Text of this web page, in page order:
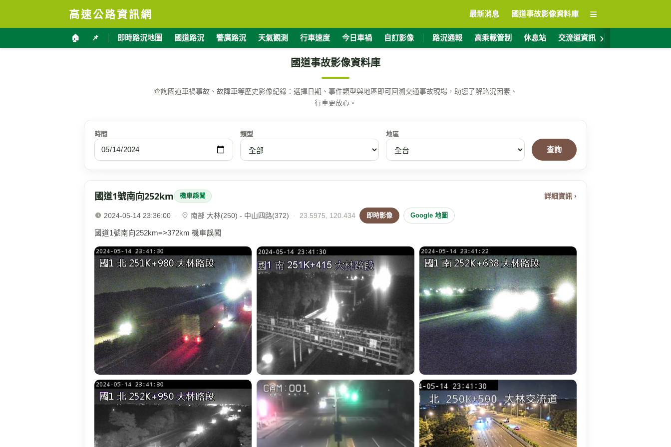
高速公路資訊網 最新消息 國道事故影像資料庫 ≡
🏠 📌 即時路況地圖 國道路況 警廣路況 天氣觀測 行車速度 今日車禍 自訂影像 路況通報 高乘載管制 休息站 交流道資訊 ›
國道事故影像資料庫
查詢國道車禍事故、故障車等歷史影像紀錄：選擇日期、事件類型與地區即可回溯交通事故現場，助您了解路況因素、
行車更放心。
時間 類型 地區
查詢
國道1號南向252km 機車誤闖 詳細資訊 ›
2024-05-14 23:36:00 · 南部 大林(250) - 中山四路(372) · 23.5975, 120.434 即時影像 Google 地圖
國道1號南向252km=>372km 機車誤闖